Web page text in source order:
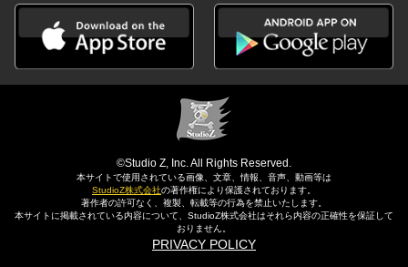
©Studio Z, Inc. All Rights Reserved.
本サイトで使用されている画像、文章、情報、音声、動画等は
StudioZ株式会社の著作権により保護されております。
著作者の許可なく、複製、転載等の行為を禁止いたします。
本サイトに掲載されている内容について、StudioZ株式会社はそれら内容の正確性を保証して
おりません。
PRIVACY POLICY